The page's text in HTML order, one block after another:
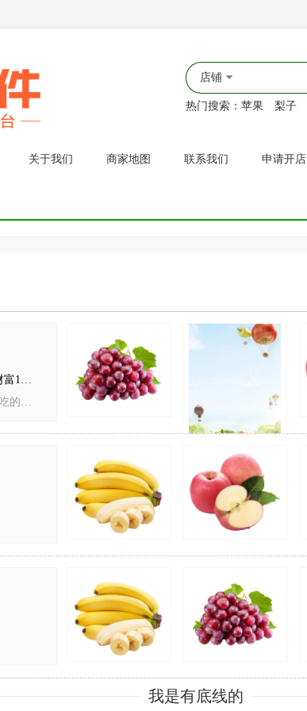
店铺
热门搜索：苹果 梨子
关于我们 商家地图 联系我们 申请开店
的吃的、用的。。
我是有底线的